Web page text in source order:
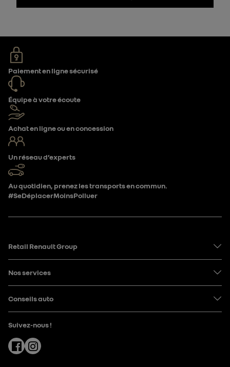
Paiement en ligne sécurisé
Équipe à votre écoute
Achat en ligne ou en concession
Un réseau d’experts
Au quotidien, prenez les transports en commun.
#SeDéplacerMoinsPolluer
Retail Renault Group
Nos services
Conseils auto
Suivez-nous !
Facebook
Instagram